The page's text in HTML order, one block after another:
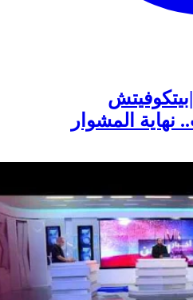
DEBRIEF HEBDO|بيتكوفيتش
نهاية المشوار